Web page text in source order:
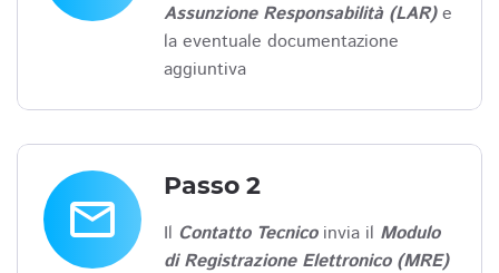
Assunzione Responsabilità (LAR)e
la eventuale documentazione
aggiuntiva
email
Passo 2
Il Contatto Tecnicoinvia il Modulo
di Registrazione Elettronico (MRE)